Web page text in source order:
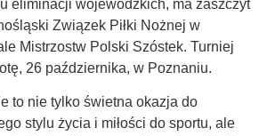
eliminacji wojewódzkich, ma zaszczyt
Związek Piłki Nożnej w
Mistrzostw Polski Szóstek. Turniej
26 października, w Poznaniu.
to nie tylko świetna okazja do
stylu życia i miłości do sportu, ale